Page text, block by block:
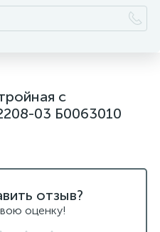
с
03 Б0063010
отзыв?
оценку!